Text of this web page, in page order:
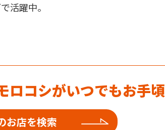
活躍中。
ロコシがいつでもお手
お店を検索